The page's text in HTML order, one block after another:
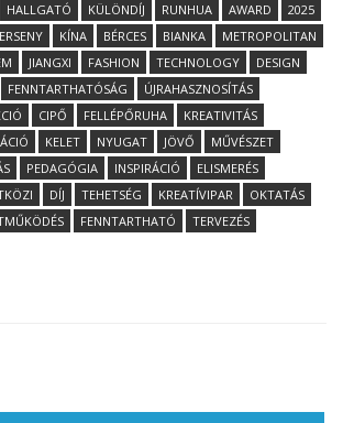
HALLGATÓ KÜLÖNDÍJ RUNHUA AWARD
2025
KÍNA BÉRCES BIANKA
METROPOLITAN
JIANGXI FASHION TECHNOLOGY
DESIGN
FENNTARTHATÓSÁG
ÚJRAHASZNOSÍTÁS
CIPŐ FELLÉPŐRUHA
KREATIVITÁS
KELET NYUGAT JÖVŐ
MŰVÉSZET
PEDAGÓGIA INSPIRÁCIÓ
ELISMERÉS
DÍJ TEHETSÉG KREATÍVIPAR
OKTATÁS
FENNTARTHATÓ TERVEZÉS